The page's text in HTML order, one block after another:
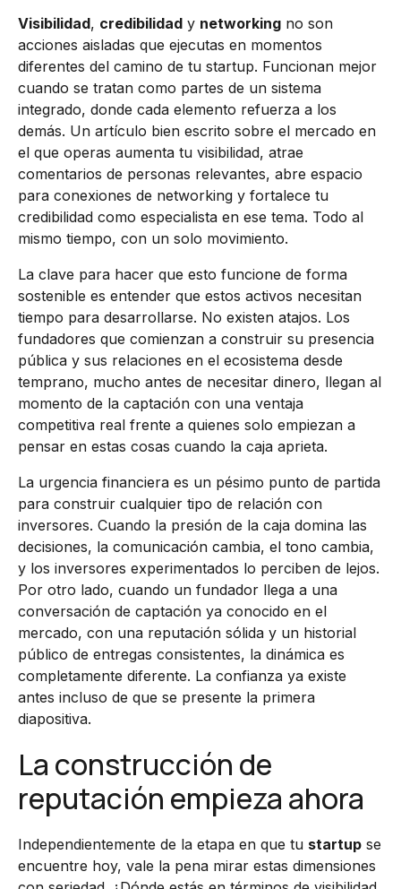
Visibilidad, credibilidad y networking no son
acciones aisladas que ejecutas en momentos
diferentes del camino de tu startup. Funcionan mejor
cuando se tratan como partes de un sistema
integrado, donde cada elemento refuerza a los
demás. Un artículo bien escrito sobre el mercado en
el que operas aumenta tu visibilidad, atrae
comentarios de personas relevantes, abre espacio
para conexiones de networking y fortalece tu
credibilidad como especialista en ese tema. Todo al
mismo tiempo, con un solo movimiento.
La clave para hacer que esto funcione de forma
sostenible es entender que estos activos necesitan
tiempo para desarrollarse. No existen atajos. Los
fundadores que comienzan a construir su presencia
pública y sus relaciones en el ecosistema desde
temprano, mucho antes de necesitar dinero, llegan al
momento de la captación con una ventaja
competitiva real frente a quienes solo empiezan a
pensar en estas cosas cuando la caja aprieta.
La urgencia financiera es un pésimo punto de partida
para construir cualquier tipo de relación con
inversores. Cuando la presión de la caja domina las
decisiones, la comunicación cambia, el tono cambia,
y los inversores experimentados lo perciben de lejos.
Por otro lado, cuando un fundador llega a una
conversación de captación ya conocido en el
mercado, con una reputación sólida y un historial
público de entregas consistentes, la dinámica es
completamente diferente. La confianza ya existe
antes incluso de que se presente la primera
diapositiva.
La construcción de
reputación empieza ahora
Independientemente de la etapa en que tu startup se
encuentre hoy, vale la pena mirar estas dimensiones